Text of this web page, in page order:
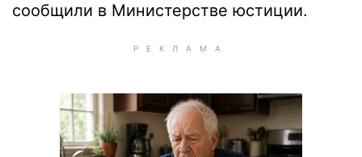
сообщили в Министерстве юстиции.